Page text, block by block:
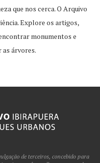
que nos cerca. O Arquivo
Explore os artigos,
monumentos e
árvores.
de terceiros, concebido para